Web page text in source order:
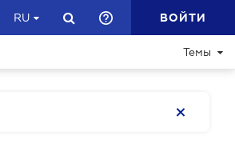
RU ВОЙТИ
Темы